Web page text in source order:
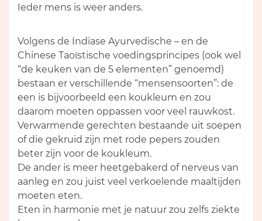
Ieder mens is weer anders.
Volgens de Indiase Ayurvedische – en de
Chinese Taoïstische voedingsprincipes (ook wel
“de keuken van de 5 elementen” genoemd)
bestaan er verschillende “mensensoorten”: de
een is bijvoorbeeld een koukleum en zou
daarom moeten oppassen voor veel rauwkost.
Verwarmende gerechten bestaande uit soepen
of die gekruid zijn met rode pepers zouden
beter zijn voor de koukleum.
De ander is meer heetgebakerd of nerveus van
aanleg en zou juist veel verkoelende maaltijden
moeten eten.
Eten in harmonie met je natuur zou zelfs ziekte